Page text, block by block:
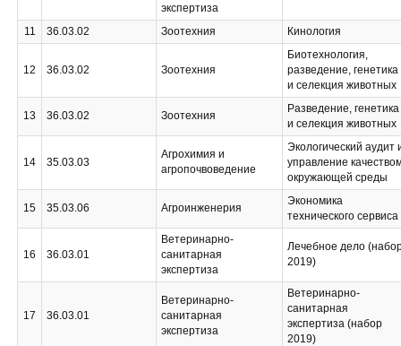
экспертиза
11 36.03.02 Зоотехния Кинология
12 36.03.02 Зоотехния
Биотехнология,
разведение, генетика
и селекция животных
13 36.03.02 Зоотехния
Разведение, генетика
и селекция животных
14 35.03.03
Агрохимия и
агропочвоведение
Экологический аудит
управление
окружающей среды
15 35.03.06 Агроинженерия
Экономика
технического сервиса
16 36.03.01
Ветеринарно-
санитарная
экспертиза
Лечебное дело
2019)
17 36.03.01
Ветеринарно-
санитарная
экспертиза
Ветеринарно-
санитарная
экспертиза (набор
2019)